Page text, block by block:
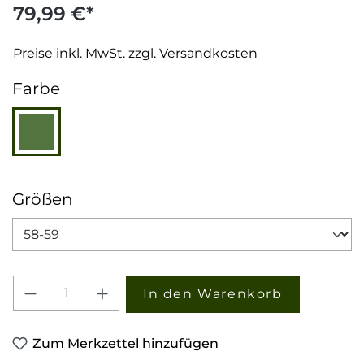
79,99 €*
Preise inkl. MwSt. zzgl. Versandkosten
Farbeauswählen
Größen
Produkt Anzahl: Gib den
In den Warenkorb
Zum Merkzettel hinzufügen